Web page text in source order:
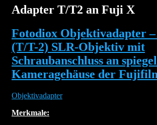
Adapter T/T2 an Fuji X
Fotodiox Objektivadapter
(T/T-2) SLR-Objektiv mit
Schraubanschluss an
Kameragehäuse der
Objektivadapter
Merkmale: